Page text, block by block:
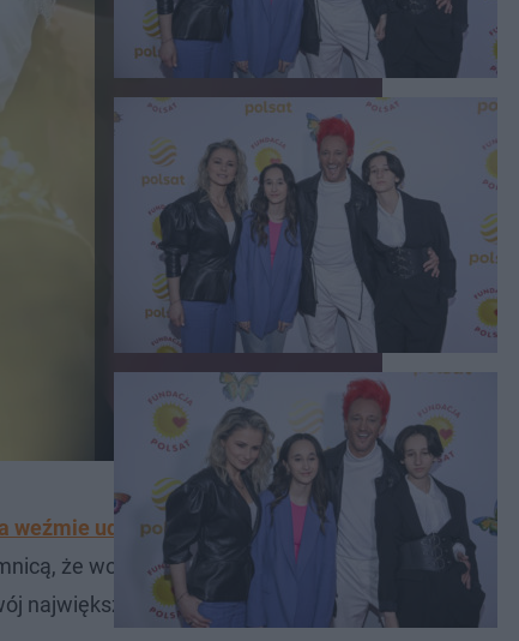
weźmie udział w koncercie Premier
że wokalista - mimo burzliwych
największy sukces uznaje zadbanie o